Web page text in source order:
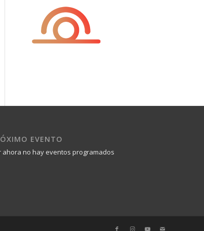
EVENTO
ahora no hay eventos programados